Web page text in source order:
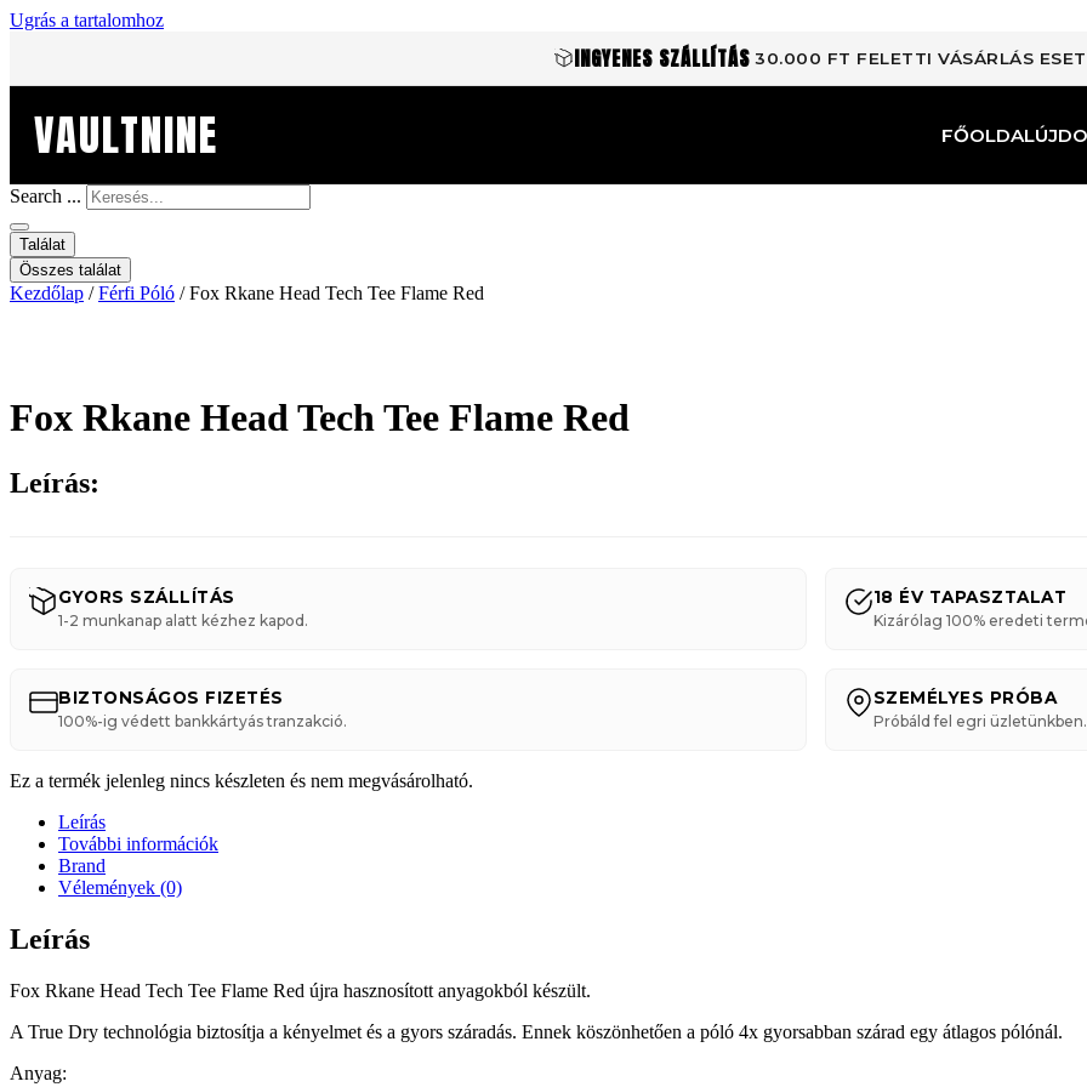
Ugrás a tartalomhoz
INGYENES SZÁLLÍTÁS 30.000 FT FELETTI VÁSÁRLÁS
VAULTNINE FŐOLDAL
Search ...
Találat
Összes találat
Kezdőlap /Férfi Póló / Fox Rkane Head Tech Tee Flame Red
Fox Rkane Head Tech Tee Flame Red
Leírás:
GYORS SZÁLLÍTÁS
1-2 munkanap alatt kézhez kapod.
18 ÉV TAPASZTALAT
Kizárólag 100% eredeti
BIZTONSÁGOS FIZETÉS
100%-ig védett bankkártyás tranzakció.
SZEMÉLYES PRÓBA
Próbáld fel egri üzletünkben.
Ez a termék jelenleg nincs készleten és nem megvásárolható.
Leírás
További információk
Brand
Vélemények (0)
Leírás
Fox Rkane Head Tech Tee Flame Red újra hasznosított anyagokból készült.
A True Dry technológia biztosítja a kényelmet és a gyors száradás. Ennek köszönhetően a póló 4x gyorsabban szárad egy átlagos pólónál.
Anyag: